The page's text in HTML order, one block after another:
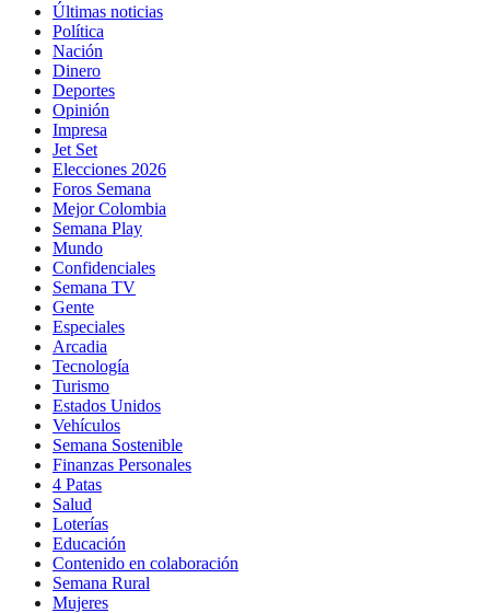
Últimas noticias
Política
Nación
Dinero
Deportes
Opinión
Impresa
Jet Set
Elecciones 2026
Foros Semana
Mejor Colombia
Semana Play
Mundo
Confidenciales
Semana TV
Gente
Especiales
Arcadia
Tecnología
Turismo
Estados Unidos
Vehículos
Semana Sostenible
Finanzas Personales
4 Patas
Salud
Loterías
Educación
Contenido en colaboración
Semana Rural
Mujeres